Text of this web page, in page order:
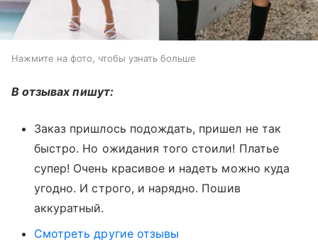
Нажмите на фото, чтобы узнать больше
В отзывах пишут:
Заказ пришлось подождать, пришел не так
быстро. Но ожидания того стоили! Платье
супер! Очень красивое и надеть можно куда
угодно. И строго, и нарядно. Пошив
аккуратный.
Смотреть другие отзывы